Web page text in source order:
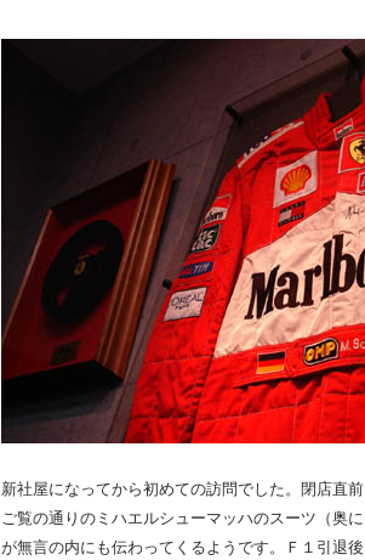
新社屋になってから初めての訪問でした。閉店直
ご覧の通りのミハエルシューマッハのスーツ（奥
が無言の内にも伝わってくるようです。Ｆ１引退